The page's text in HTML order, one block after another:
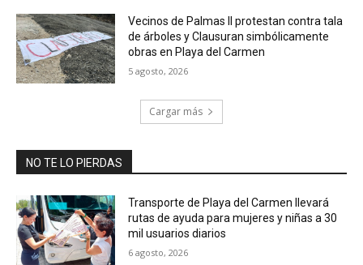
Vecinos de Palmas II protestan contra tala
de árboles y Clausuran simbólicamente
obras en Playa del Carmen
5 agosto, 2026
Cargar más
NO TE LO PIERDAS
Transporte de Playa del Carmen llevará
rutas de ayuda para mujeres y niñas a 30
mil usuarios diarios
6 agosto, 2026